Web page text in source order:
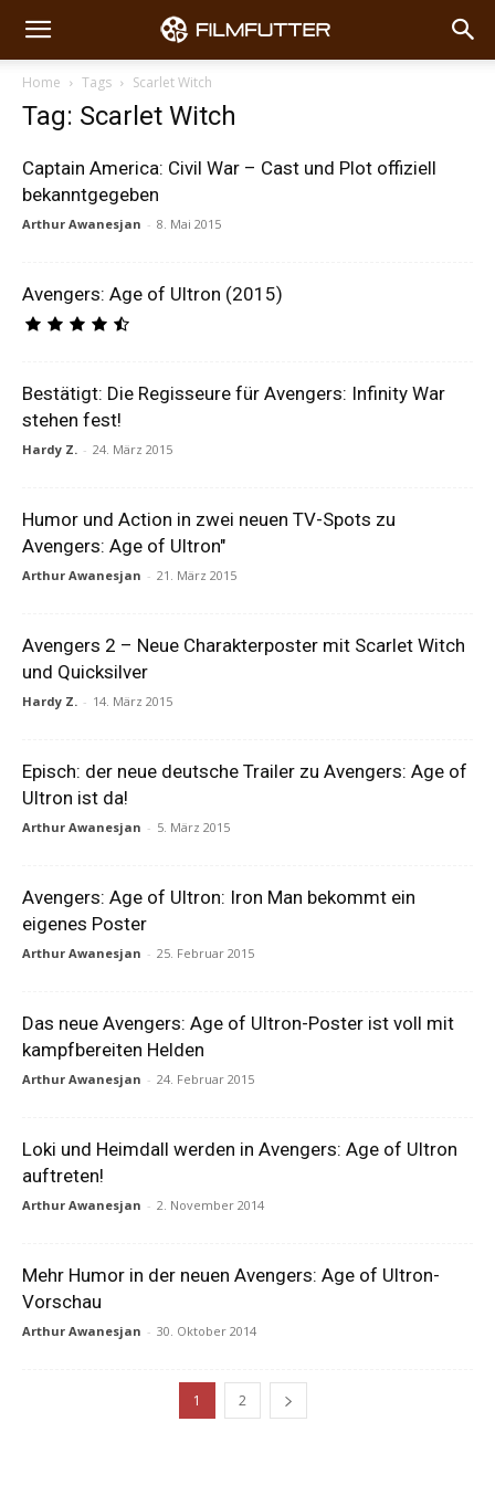
Home Tags Scarlet Witch
Tag: Scarlet Witch
Captain America: Civil War – Cast und Plot offiziell
bekanntgegeben
Arthur Awanesjan - 8. Mai 2015
Avengers: Age of Ultron (2015)
Bestätigt: Die Regisseure für Avengers: Infinity War
stehen fest!
Hardy Z. - 24. März 2015
Humor und Action in zwei neuen TV-Spots zu
Avengers: Age of Ultron"
Arthur Awanesjan - 21. März 2015
Avengers 2 – Neue Charakterposter mit Scarlet Witch
und Quicksilver
Hardy Z. - 14. März 2015
Episch: der neue deutsche Trailer zu Avengers: Age of
Ultron ist da!
Arthur Awanesjan - 5. März 2015
Avengers: Age of Ultron: Iron Man bekommt ein
eigenes Poster
Arthur Awanesjan - 25. Februar 2015
Das neue Avengers: Age of Ultron-Poster ist voll mit
kampfbereiten Helden
Arthur Awanesjan - 24. Februar 2015
Loki und Heimdall werden in Avengers: Age of Ultron
auftreten!
Arthur Awanesjan - 2. November 2014
Mehr Humor in der neuen Avengers: Age of Ultron-
Vorschau
Arthur Awanesjan - 30. Oktober 2014
1 2